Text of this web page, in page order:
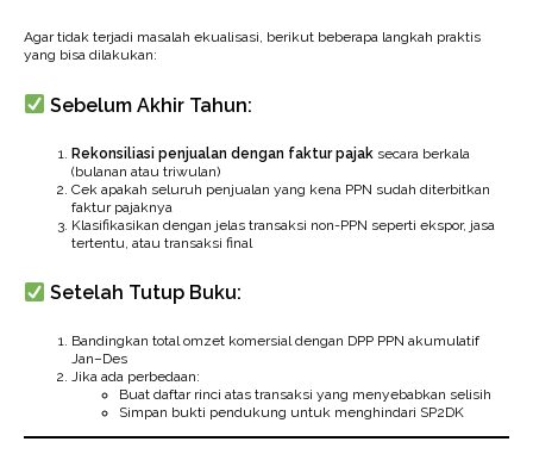
Agar tidak terjadi masalah ekualisasi, berikut beberapa langkah praktis
yang bisa dilakukan:
Sebelum Akhir Tahun:
Rekonsiliasi penjualan dengan faktur pajak secara berkala
(bulanan atau triwulan)
Cek apakah seluruh penjualan yang kena PPN sudah diterbitkan
faktur pajaknya
Klasifikasikan dengan jelas transaksi non-PPN seperti ekspor, jasa
tertentu, atau transaksi final
Setelah Tutup Buku:
Bandingkan total omzet komersial dengan DPP PPN akumulatif
Jan–Des
Jika ada perbedaan:
Buat daftar rinci atas transaksi yang menyebabkan selisih
Simpan bukti pendukung untuk menghindari SP2DK